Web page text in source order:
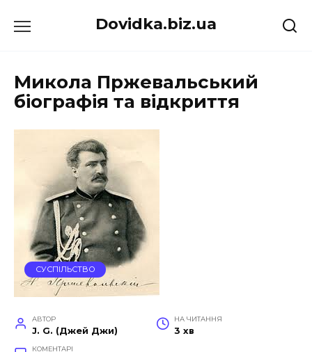
до
Dovidka.biz.ua
Микола Пржевальський
біографія та відкриття
СУСПІЛЬСТВО
АВТОР
J. G. (Джей Джи)
НА ЧИТАННЯ
3 хв
КОМЕНТАРІ